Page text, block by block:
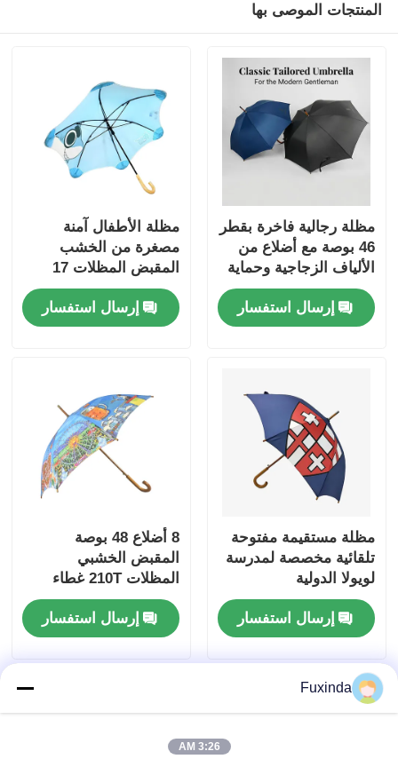
المنتجات الموصى بها
مظلة رجالية فاخرة بقطر
46 بوصة مع أضلاع من
الألياف الزجاجية وحماية
من الأشعة فوق
البنفسجية 30+إرسال استفسار
مظلة الأطفال آمنة
مصغرة من الخشب
المقبض المظلات 17
"دفع سحب
إرسال استفسار
مظلة مستقيمة مفتوحة
تلقائية مخصصة لمدرسة
لويولا الدولية
إرسال استفسار
8 أضلاع 48 بوصة
المقبض الخشبي
المظلات 210T غطاء
بونجي للترويج
إرسال استفسار
Fuxinda
3:26 AM